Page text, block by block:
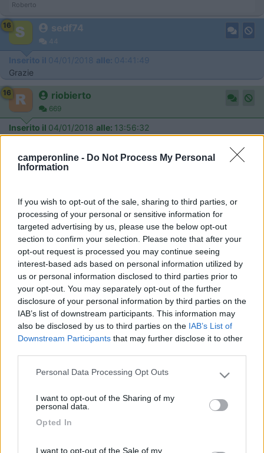
camperonline - Do Not Process My Personal
Information
If you wish to opt-out of the sale, sharing to third parties, or
processing of your personal or sensitive information for
targeted advertising by us, please use the below opt-out
section to confirm your selection. Please note that after your
opt-out request is processed you may continue seeing
interest-based ads based on personal information utilized by
us or personal information disclosed to third parties prior to
your opt-out. You may separately opt-out of the further
disclosure of your personal information by third parties on the
IAB’s list of downstream participants. This information may
also be disclosed by us to third parties on the IAB’s List of
Downstream Participants that may further disclose it to other
Please note that this website/app uses one or more Google
not limited to your visit or usage behaviour. You may click to
use your data for below specified purposes in below Google
Personal Data Processing Opt Outs
I want to opt-out of the Sharing of my
personal data.
Opted In
I want to opt-out of the Sale of my
Roberto
16 sedf74
44
Inserito il 04/01/2018 alle: 04:41:49
Grazie
16 riobierto
669
Inserito il 04/01/2018 alle: 13:56:32
camping Gabicce monte credo...
Opinioni-XYZ
gio 60
Inserito il04/01/2018 alle: 15:41:24
In risposta al messaggio diriobiertodel04/01/2018alle13:56:32
Altrimenti ci sono camping nel vicino Colle San Bartolo, tipo il camping
Gabicce monte credo...
Ciao forse alludi al camping Panorama sulla panoramica che va
mezzi pubblici, ma potrei sbagliarmi.